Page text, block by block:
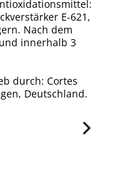
E-621,
Nach dem
innerhalb 3
durch: Cortes
Deutschland.